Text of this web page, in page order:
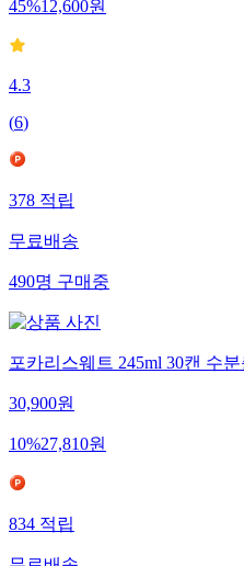
45%12,600원
4.3
(6)
378적립
무료배송
490명구매중
포카리스웨트 245ml 30캔 수
30,900원
10%27,810원
834적립